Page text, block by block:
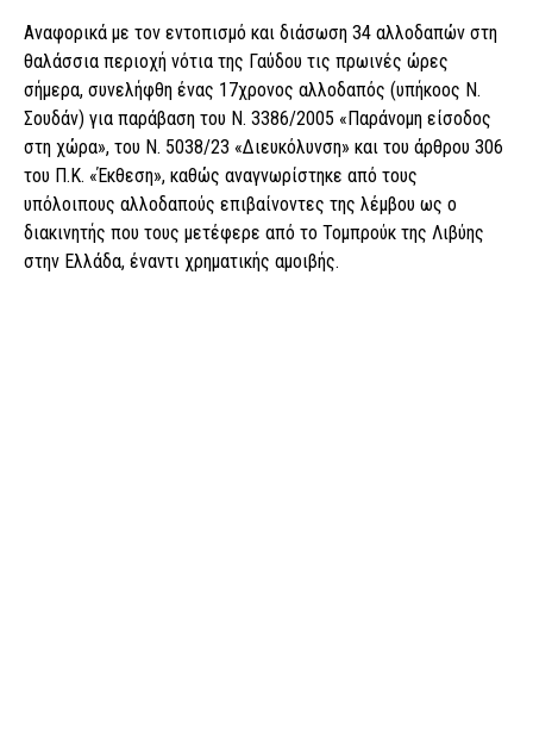
Αναφορικά με τον εντοπισμό και διάσωση 34 αλλοδαπών στη
θαλάσσια περιοχή νότια της Γαύδου τις πρωινές ώρες
σήμερα, συνελήφθη ένας 17χρονος αλλοδαπός (υπήκοος Ν.
Σουδάν) για παράβαση του Ν. 3386/2005 «Παράνομη είσοδος
στη χώρα», του Ν. 5038/23 «Διευκόλυνση» και του άρθρου 306
του Π.Κ. «Έκθεση», καθώς αναγνωρίστηκε από τους
υπόλοιπους αλλοδαπούς επιβαίνοντες της λέμβου ως ο
διακινητής που τους μετέφερε από το Τομπρούκ της Λιβύης
στην Ελλάδα, έναντι χρηματικής αμοιβής.